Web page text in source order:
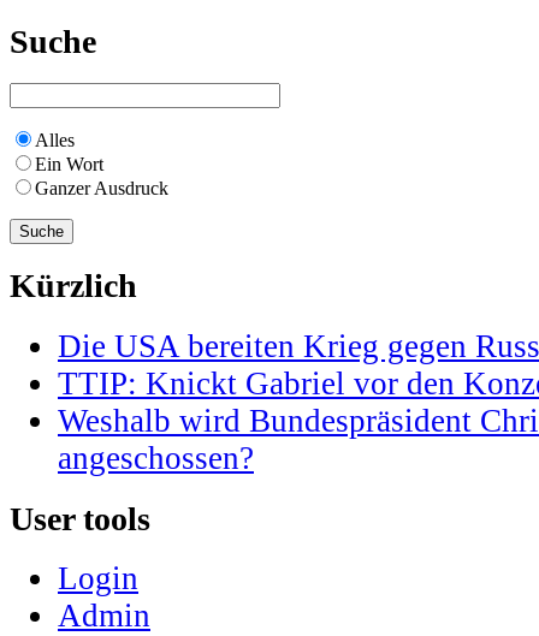
Suche
Alles
Ein Wort
Ganzer Ausdruck
Kürzlich
Die USA bereiten Krieg gegen
TTIP: Knickt Gabriel vor den
Weshalb wird Bundespräsident
angeschossen?
User tools
Login
Admin